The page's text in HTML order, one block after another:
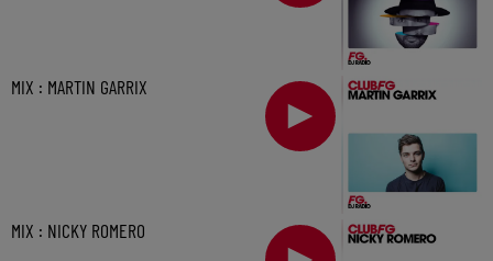
MIX : MARTIN GARRIX
MIX : NICKY ROMERO